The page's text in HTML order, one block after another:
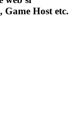
Game Host etc.